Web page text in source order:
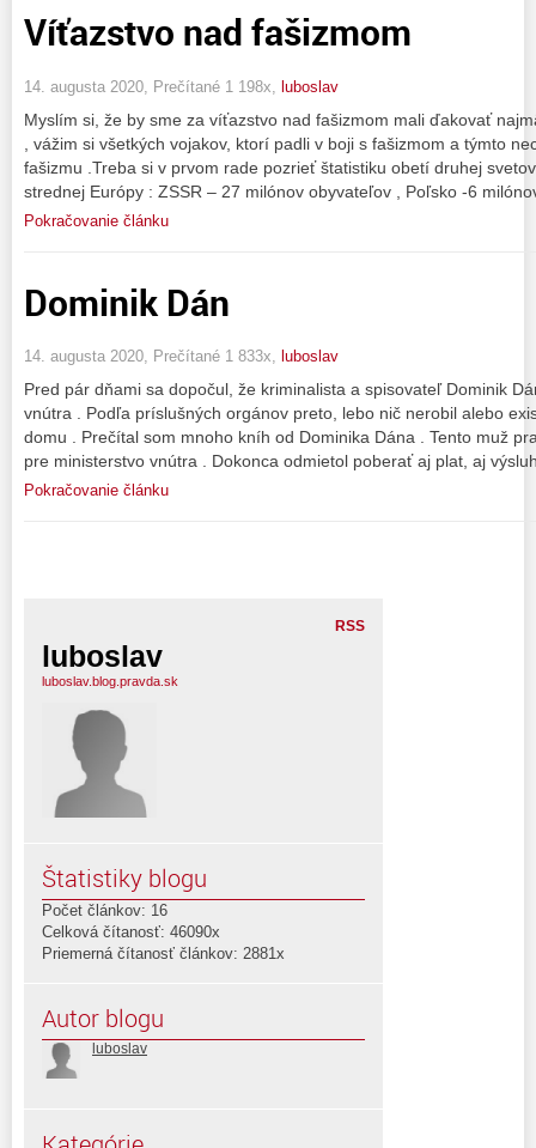
Víťazstvo nad fašizmom
14. augusta 2020, Prečítané 1 198x, luboslav
Myslím si, že by sme za víťazstvo nad fašizmom mali ďakovať
, vážim si všetkých vojakov, ktorí padli v boji s fašizmom a týmto
fašizmu .Treba si v prvom rade pozrieť štatistiku obetí druhej
strednej Európy : ZSSR – 27 milónov obyvateľov , Poľsko -6
Pokračovanie článku
Dominik Dán
14. augusta 2020, Prečítané 1 833x, luboslav
Pred pár dňami sa dopočul, že kriminalista a spisovateľ Dominik
vnútra . Podľa príslušných orgánov preto, lebo nič nerobil alebo
domu . Prečítal som mnoho kníh od Dominika Dána . Tento muž
pre ministerstvo vnútra . Dokonca odmietol poberať aj plat, aj
Pokračovanie článku
RSS
luboslav
luboslav.blog.pravda.sk
Štatistiky blogu
Počet článkov: 16
Celková čítanosť: 46090x
Priemerná čítanosť článkov: 2881x
Autor blogu
luboslav